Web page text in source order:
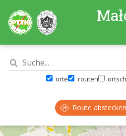
orte routen
Route abstecken